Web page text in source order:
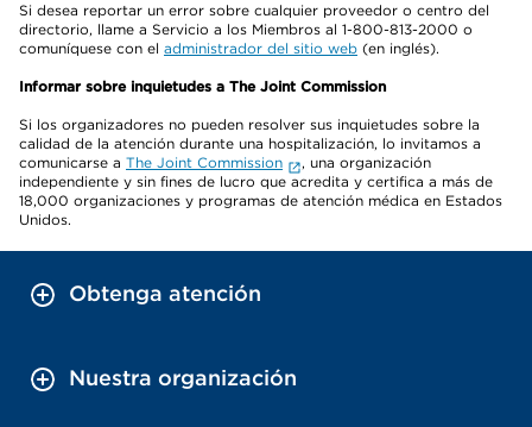
Si desea reportar un error sobre cualquier proveedor o centro del
directorio, llame a Servicio a los Miembros al 1-800-813-2000 o
comuníquese con el administrador del sitio web (en inglés).
Informar sobre inquietudes a The Joint Commission
Si los organizadores no pueden resolver sus inquietudes sobre la
calidad de la atención durante una hospitalización, lo invitamos a
comunicarse a The Joint Commission
, una organización
independiente y sin fines de lucro que acredita y certifica a más de
18,000 organizaciones y programas de atención médica en Estados
Unidos.
Obtenga atención
Nuestra organización